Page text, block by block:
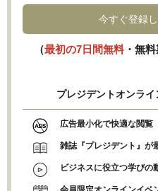
今すぐ登録
（最初の7日間無料・無料
プレジデントオンラ
広告最小化で快適な閲覧
雑誌『プレジデント』が
ビジネスに役立つ学びの